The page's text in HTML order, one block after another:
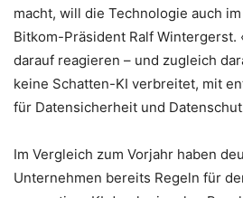
macht, will die Technologie auch
Bitkom-Präsident Ralf Wintergerst.
darauf reagieren – und zugleich
keine Schatten-KI verbreitet, mit
für Datensicherheit und
Im Vergleich zum Vorjahr haben
Unternehmen bereits Regeln für